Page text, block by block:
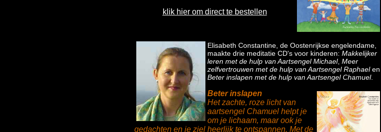
klik hier om direct te bestellen
Elisabeth Constantine, de Oostenrijkse engelendame,
maakte drie meditatie CD's voor kinderen: Makkelijker
leren met de hulp van Aartsengel Michael, Meer
zelfvertrouwen met de hulp van Aartsengel Raphaelen
Beter inslapen met de hulp van Aartsengel Chamuel.
Beter inslapen
Het zachte, roze licht van
aartsengel Chamuel helpt je
om je lichaam, maar ook je
gedachten en je ziel heerlijk te ontspannen. Met de